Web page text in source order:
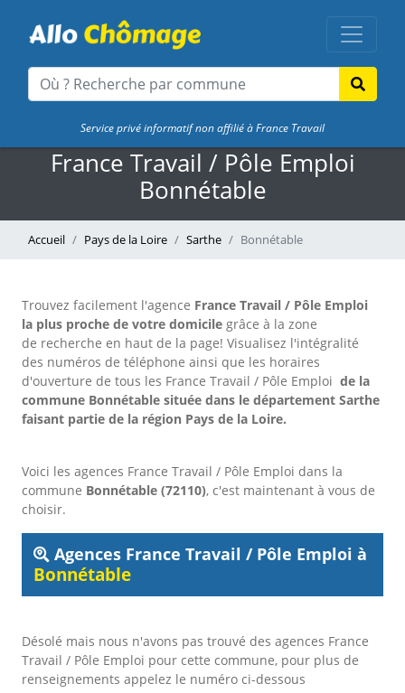
Service privé informatif non affilié à France Travail
France Travail / Pôle Emploi
Bonnétable
Accueil Pays de la Loire Sarthe Bonnétable
Trouvez facilement l'agence France Travail / Pôle Emploi
la plus proche de votre domicile grâce à la zone
de recherche en haut de la page! Visualisez l'intégralité
des numéros de téléphone ainsi que les horaires
d'ouverture de tous les France Travail / Pôle Emploi de la
commune Bonnétable située dans le département Sarthe
faisant partie de la région Pays de la Loire.
Voici les agences France Travail / Pôle Emploi dans la
commune Bonnétable (72110), c'est maintenant à vous de
choisir.
Agences France Travail / Pôle Emploi à
Bonnétable
Désolé mais nous n'avons pas trouvé des agences France
Travail / Pôle Emploi pour cette commune, pour plus de
renseignements appelez le numéro ci-dessous